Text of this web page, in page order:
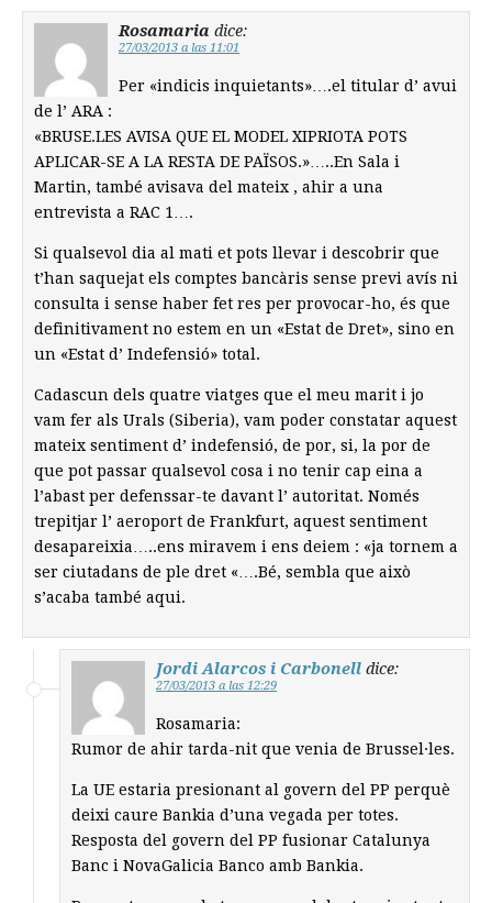
Rosamaria dice:
27/03/2013 a las 11:01
Per «indicis inquietants»….el titular d’ avui
de l’ ARA :
«BRUSE.LES AVISA QUE EL MODEL XIPRIOTA POTS
APLICAR-SE A LA RESTA DE PAÏSOS.»…..En Sala i
Martin, també avisava del mateix , ahir a una
entrevista a RAC 1….
Si qualsevol dia al mati et pots llevar i descobrir que
t’han saquejat els comptes bancàris sense previ avís ni
consulta i sense haber fet res per provocar-ho, és que
definitivament no estem en un «Estat de Dret», sino en
un «Estat d’ Indefensió» total.
Cadascun dels quatre viatges que el meu marit i jo
vam fer als Urals (Siberia), vam poder constatar aquest
mateix sentiment d’ indefensió, de por, si, la por de
que pot passar qualsevol cosa i no tenir cap eina a
l’abast per defenssar-te davant l’ autoritat. Només
trepitjar l’ aeroport de Frankfurt, aquest sentiment
desapareixia…..ens miravem i ens deiem : «ja tornem a
ser ciutadans de ple dret «….Bé, sembla que això
s’acaba també aqui.
Jordi Alarcos i Carbonell dice:
27/03/2013 a las 12:29
Rosamaria:
Rumor de ahir tarda-nit que venia de Brussel·les.
La UE estaria presionant al govern del PP perquè
deixi caure Bankia d’una vegada per totes.
Resposta del govern del PP fusionar Catalunya
Banc i NovaGalicia Banco amb Bankia.